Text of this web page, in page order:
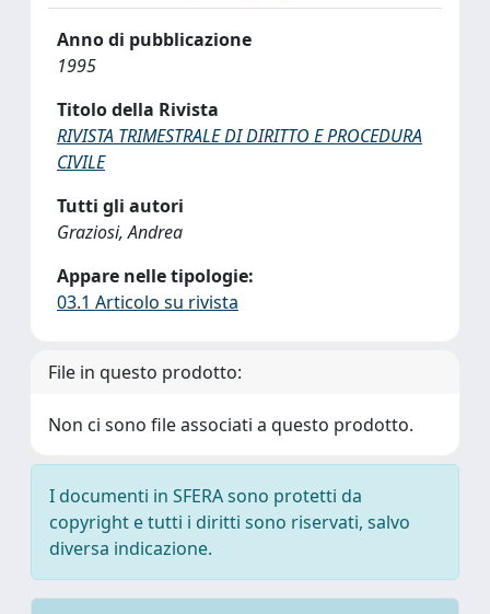
Anno di pubblicazione
1995
Titolo della Rivista
RIVISTA TRIMESTRALE DI DIRITTO E PROCEDURA
CIVILE
Tutti gli autori
Graziosi, Andrea
Appare nelle tipologie:
03.1 Articolo su rivista
File in questo prodotto:
Non ci sono file associati a questo prodotto.
I documenti in SFERA sono protetti da
copyright e tutti i diritti sono riservati, salvo
diversa indicazione.